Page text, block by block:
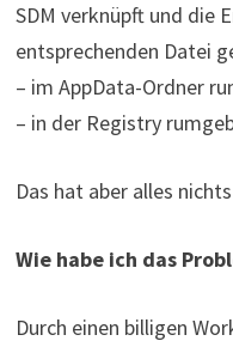
SDM verknüpft und die
entsprechenden Datei
– im AppData-Ordner
– in der Registry
Das hat aber alles
Wie habe ich das
Durch einen billigen